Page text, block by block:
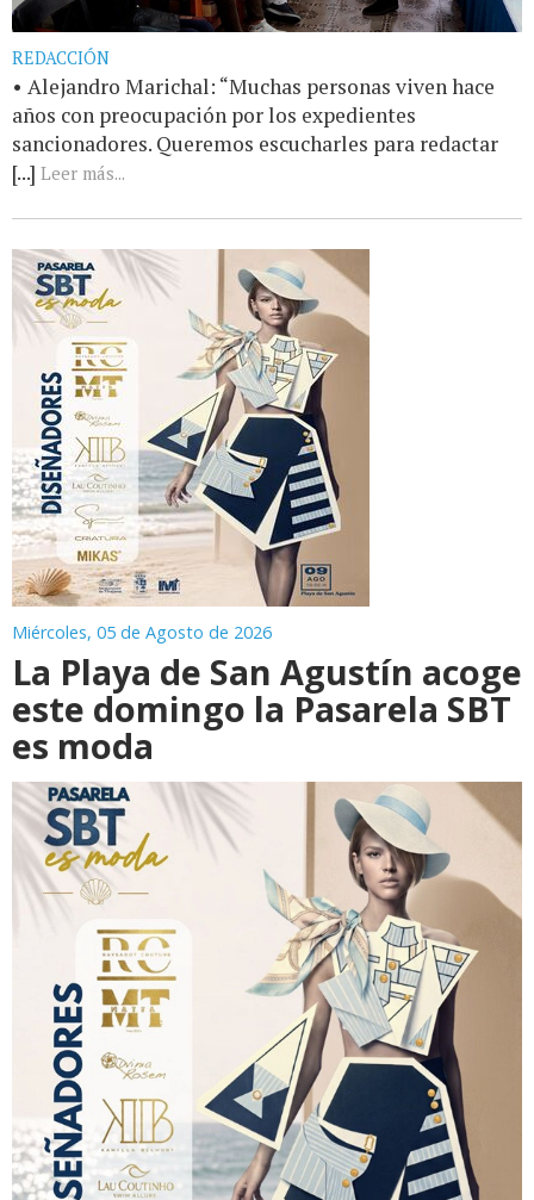
REDACCIÓN
• Alejandro Marichal: “Muchas personas viven hace
años con preocupación por los expedientes
sancionadores. Queremos escucharles para redactar
[...] Leer más...
Miércoles, 05 de Agosto de 2026
La Playa de San Agustín acoge
este domingo la Pasarela SBT
es moda